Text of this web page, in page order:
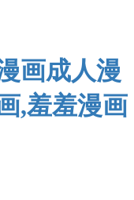
画成人漫
,羞羞漫画